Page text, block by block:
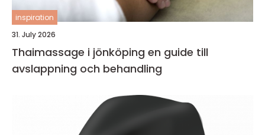
inspiration
31. July 2026
Thaimassage i jönköping en guide till
avslappning och behandling